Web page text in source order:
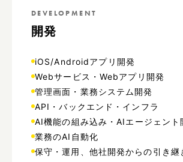
DEVELOPMENT
開発
iOS/Androidアプリ開発
Webサービス・Webアプリ開発
管理画面・業務システム開発
API・バックエンド・インフラ
AI機能の組み込み・AIエージェント
業務のAI自動化
保守・運用、他社開発からの引き継